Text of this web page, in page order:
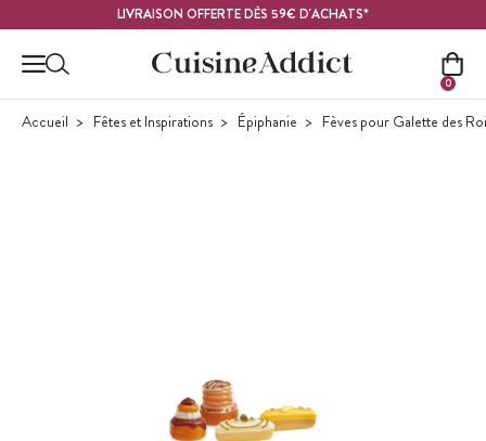
LIVRAISON OFFERTE DÈS 59€ D'ACHATS*
0
Accueil Fêtes et Inspirations Épiphanie Fèves pour Galette des